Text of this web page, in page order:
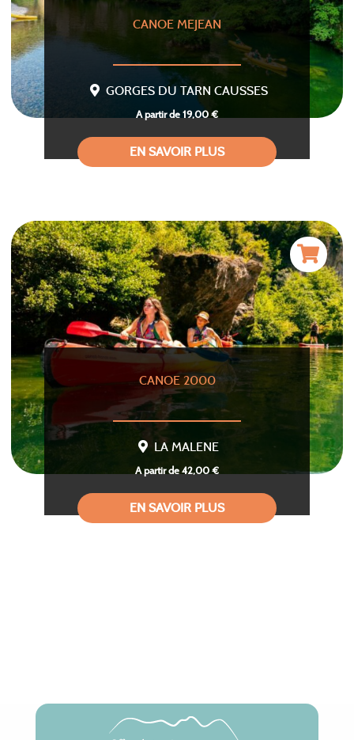
CANOE MEJEAN
GORGES DU TARN CAUSSES
A partir de 19,00 €
EN SAVOIR PLUS
CANOE 2000
LA MALENE
A partir de 42,00 €
EN SAVOIR PLUS